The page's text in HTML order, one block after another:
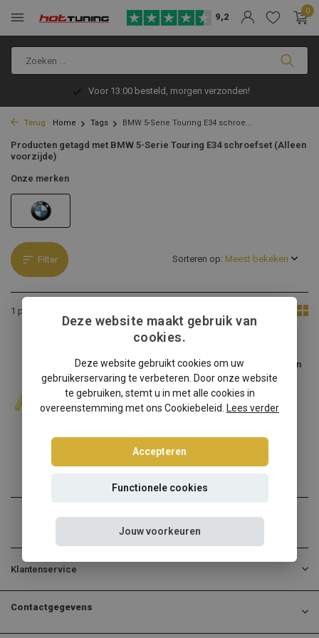
9,2
0
Voor 13:00 besteld, morgen verzonden!
Terug Home Tags BMW 5-Serie Touring E34 schroe...
Producten getagd met BMW 5-Serie Touring E34 schroefset (Alleen
voorzijde)
Onze merken
Filter
1 product
Sorteren op:
BMW 5-Serie Touring E34 schroefset (alleen
voorkant)
BMW 5-Serie Touring E34? ...
Incl. btw
Klantenservice
Contactgegevens
Deze website maakt gebruik van
cookies.
Deze website gebruikt cookies om uw
gebruikerservaring te verbeteren. Door onze website
te gebruiken, stemt u in met alle cookies in
overeenstemming met ons Cookiebeleid.
Lees verder
Accepteren
Functionele cookies
Jouw voorkeuren